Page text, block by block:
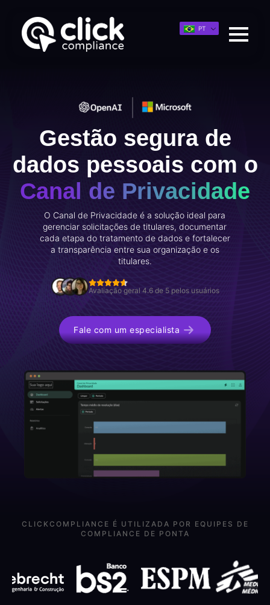
PT
Gestão segura de
dados pessoais com o
Canal de Privacidade
O Canal de Privacidade é a solução ideal para
gerenciar solicitações de titulares, documentar
cada etapa do tratamento de dados e fortalecer
a transparência entre sua organização e os
titulares.
Avaliação geral 4.6 de 5 pelos usuários
Fale com um especialista
CLICKCOMPLIANCE É UTILIZADA POR EQUIPES DE
COMPLIANCE DE PONTA